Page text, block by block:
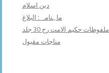
دین اسلام
ماہنامہ : البلاغ
ملفوظات حکیم الامت رح 30 جلد
مناجات مقبول